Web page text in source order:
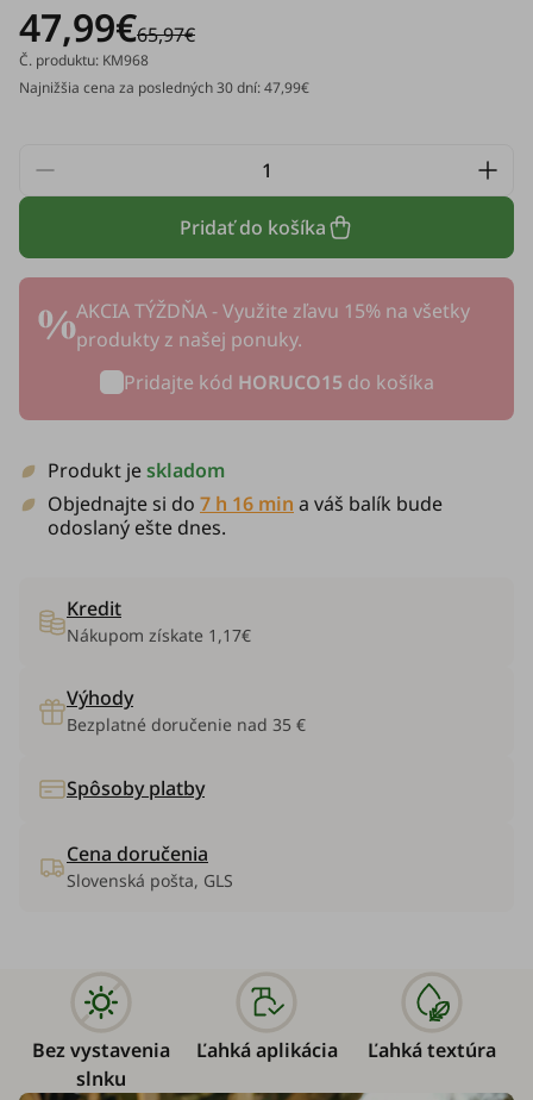
47,99€65,97€
Č. produktu: KM968
Najnižšia cena za posledných 30 dní: 47,99€
Pridať do košíka
AKCIA TÝŽDŇA - Využite zľavu 15% na všetky
produkty z našej ponuky.
Pridajte kód HORUCO15 do košíka
Produkt jeskladom
Objednajte si do 7 h 16 min a váš balík bude
odoslaný ešte dnes.
Kredit
Nákupom získate 1,17€
Výhody
Bezplatné doručenie nad 35 €
Spôsoby platby
Cena doručenia
Slovenská pošta, GLS
Bez vystavenia
slnku
Ľahká aplikácia Ľahká textúra